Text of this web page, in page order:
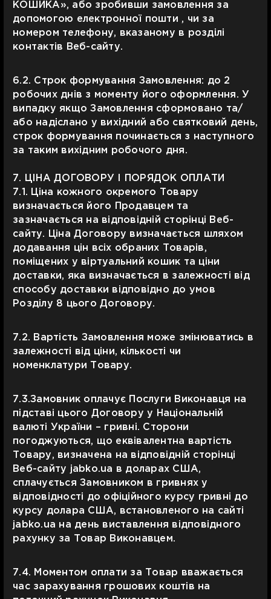
КОШИКА», або зробивши замовлення за
допомогою електронної пошти , чи за
номером телефону, вказаному в розділі
контактів Веб-сайту.
6.2. Строк формування Замовлення: до 2
робочих днів з моменту його оформлення. У
випадку якщо Замовлення сформовано та/
або надіслано у вихідний або святковий день,
строк формування починається з наступного
за таким вихідним робочого дня.
7. ЦІНА ДОГОВОРУ І ПОРЯДОК ОПЛАТИ
7.1. Ціна кожного окремого Товару
визначається його Продавцем та
зазначається на відповідній сторінці Веб-
сайту. Ціна Договору визначається шляхом
додавання цін всіх обраних Товарів,
поміщених у віртуальний кошик та ціни
доставки, яка визначається в залежності від
способу доставки відповідно до умов
Розділу 8 цього Договору.
7.2. Вартість Замовлення може змінюватись в
залежності від ціни, кількості чи
номенклатури Товару.
7.3.Замовник оплачує Послуги Виконавця на
підставі цього Договору у Національній
валюті України – гривні. Сторони
погоджуються, що еквівалентна вартість
Товару, визначена на відповідній сторінці
Веб-сайту jabko.ua в доларах США,
сплачується Замовником в гривнях у
відповідності до офіційного курсу гривні до
курсу долара США, встановленого на сайті
jabko.ua на день виставлення відповідного
рахунку за Товар Виконавцем.
7.4. Моментом оплати за Товар вважається
час зарахування грошових коштів на